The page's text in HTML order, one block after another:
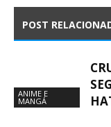
POST
ANIME E
MANGÁ